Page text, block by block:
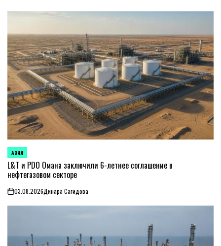
ОПУБЛИКОВАНО
В
АЗИЯ
L&T и PDO Омана заключили 6-летнее соглашение в
нефтегазовом секторе
on03.08.2026Динара Сагидова